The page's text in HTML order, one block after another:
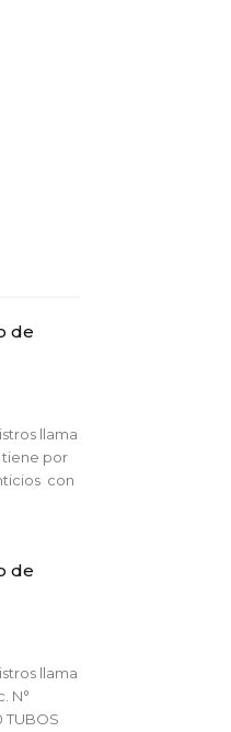
de
llama
tiene por
con
de
llama
N°
TUBOS